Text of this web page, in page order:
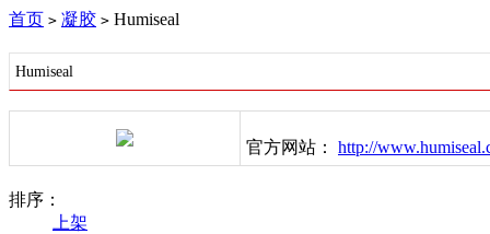
首页 > 凝胶 > Humiseal
Humiseal
官方网站： http://
排序：
上架